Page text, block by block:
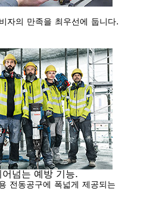
자의 만족을 최우선에 둡니다.
넘는 예방 기능.
전동공구에 폭넓게 제공되는